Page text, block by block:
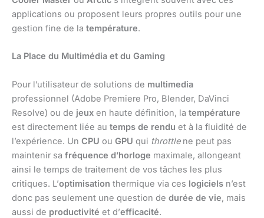
applications ou proposent leurs propres outils pour une
gestion fine de la température.
La Place du Multimédia et du Gaming
Pour l’utilisateur de solutions de multimedia
professionnel (Adobe Premiere Pro, Blender, DaVinci
Resolve) ou de jeux en haute définition, la température
est directement liée au temps de rendu et à la fluidité de
l’expérience. Un CPU ou GPU qui throttlene peut pas
maintenir sa fréquence d’horloge maximale, allongeant
ainsi le temps de traitement de vos tâches les plus
critiques. L’optimisation thermique via ces logiciels n’est
donc pas seulement une question de durée de vie, mais
aussi de productivité et d’efficacité.